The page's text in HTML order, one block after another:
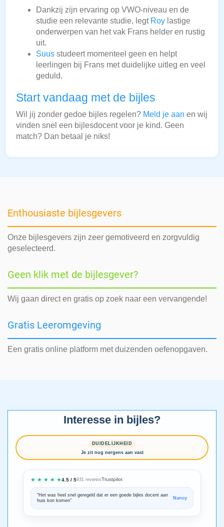
Dankzij zijn ervaring op VWO-niveau en de
studie een relevante studie, legt Roy lastige
onderwerpen van het vak Frans helder en rustig
uit.
Suus studeert momenteel geen en helpt
leerlingen bij Frans met duidelijke uitleg en veel
geduld.
Start vandaag met de bijles
Wil jij zonder gedoe bijles regelen? Meld je aan en wij
vinden snel een bijlesdocent voor je kind. Geen
match? Dan betaal je niks!
Enthousiaste bijlesgevers
Onze bijlesgevers zijn zeer gemotiveerd en zorgvuldig
geselecteerd.
Geen klik met de bijlesgever?
Wij gaan direct en gratis op zoek naar een vervangende!
Gratis Leeromgeving
Een gratis online platform met duizenden oefenopgaven.
Interesse in bijles?
DUIDELIJKHEID
Je zit nog nergens aan vast
★ ★ ★ ★ ★4.5 / 5931 reviewsTrustpilot
“Het was heel snel geregeld dat er een goede bijles docent aan
huis kon komen”
Nancy